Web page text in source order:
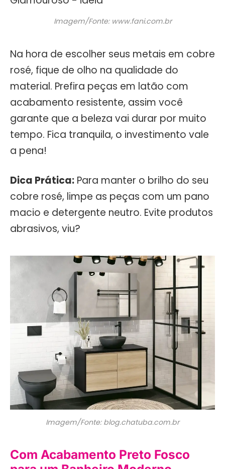
Imagem/Fonte: www.fani.com.br
Na hora de escolher seus metais em cobre
rosé, fique de olho na qualidade do
material. Prefira peças em latão com
acabamento resistente, assim você
garante que a beleza vai durar por muito
tempo. Fica tranquila, o investimento vale
a pena!
Dica Prática: Para manter o brilho do seu
cobre rosé, limpe as peças com um pano
macio e detergente neutro. Evite produtos
abrasivos, viu?
Imagem/Fonte: blog.chatuba.com.br
Com Acabamento Preto Fosco